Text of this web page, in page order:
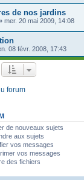
de nos jardins
mer. 20 mai 2009, 14:08
08 févr. 2008, 17:43
forum
de nouveaux sujets
aux sujets
vos messages
vos messages
des fichiers